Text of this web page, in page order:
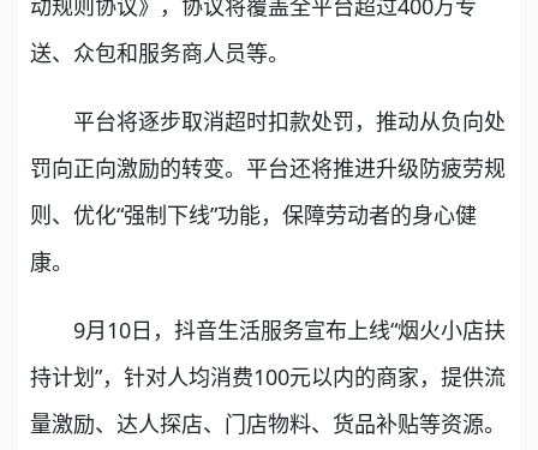
动规则协议》，协议将覆盖全平台超过400万专
送、众包和服务商人员等。
平台将逐步取消超时扣款处罚，推动从负向处
罚向正向激励的转变。平台还将推进升级防疲劳规
则、优化“强制下线”功能，保障劳动者的身心健
康。
9月10日，抖音生活服务宣布上线“烟火小店扶
持计划”，针对人均消费100元以内的商家，提供流
量激励、达人探店、门店物料、货品补贴等资源。